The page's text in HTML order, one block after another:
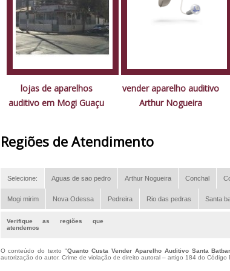
lojas de aparelhos
auditivo em Mogi Guaçu
vender aparelho auditivo
Arthur Nogueira
Regiões de Atendimento
Selecione: Aguas de sao pedro Arthur Nogueira Conchal
Mogi mirim Nova Odessa Pedreira Rio das pedras Santa
Verifique as regiões que
atendemos
O conteúdo do texto "Quanto Custa Vender Aparelho Auditivo Santa
autorização do autor. Crime de violação de direito autoral – artigo 184 do Código